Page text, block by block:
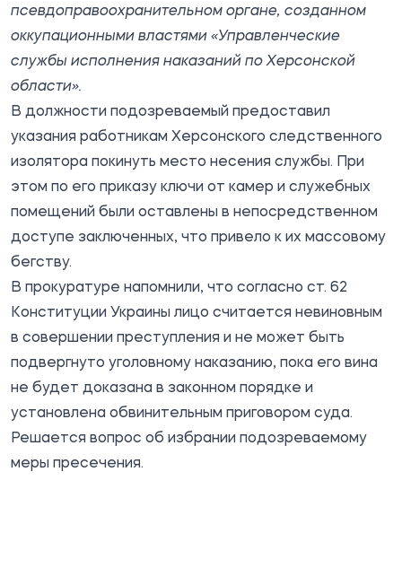
псевдоправоохранительном органе, созданном
оккупационными властями «Управленческие
службы исполнения наказаний по Херсонской
области».
В должности подозреваемый предоставил
указания работникам Херсонского следственного
изолятора покинуть место несения службы. При
этом по его приказу ключи от камер и служебных
помещений были оставлены в непосредственном
доступе заключенных, что привело к их массовому
бегству.
В прокуратуре напомнили, что согласно ст. 62
Конституции Украины лицо считается невиновным
в совершении преступления и не может быть
подвергнуто уголовному наказанию, пока его вина
не будет доказана в законном порядке и
установлена ​​обвинительным приговором суда.
Решается вопрос об избрании подозреваемому
меры пресечения.